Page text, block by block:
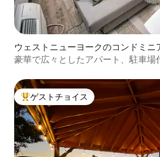
ウェストニューヨークのコンドミニ
豪華で広々としたアパート、駐車場
大好評のゲストチョイスです。
ゲストチョイス